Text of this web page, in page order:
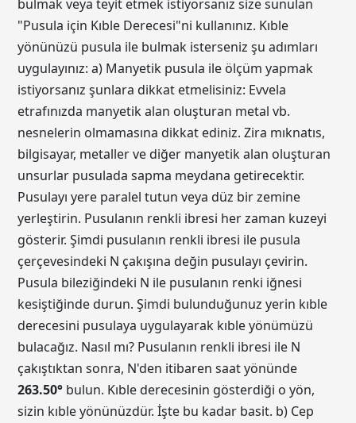
bulmak veya teyit etmek istiyorsanız size sunulan
"Pusula için Kıble Derecesi"ni kullanınız. Kıble
yönünüzü pusula ile bulmak isterseniz şu adımları
uygulayınız: a) Manyetik pusula ile ölçüm yapmak
istiyorsanız şunlara dikkat etmelisiniz: Evvela
etrafınızda manyetik alan oluşturan metal vb.
nesnelerin olmamasına dikkat ediniz. Zira mıknatıs,
bilgisayar, metaller ve diğer manyetik alan oluşturan
unsurlar pusulada sapma meydana getirecektir.
Pusulayı yere paralel tutun veya düz bir zemine
yerleştirin. Pusulanın renkli ibresi her zaman kuzeyi
gösterir. Şimdi pusulanın renkli ibresi ile pusula
çerçevesindeki N çakışına değin pusulayı çevirin.
Pusula bileziğindeki N ile pusulanın renki iğnesi
kesiştiğinde durun. Şimdi bulunduğunuz yerin kıble
derecesini pusulaya uygulayarak kıble yönümüzü
bulacağız. Nasıl mı? Pusulanın renkli ibresi ile N
çakıştıktan sonra, N'den itibaren saat yönünde
263.50° bulun. Kıble derecesinin gösterdiği o yön,
sizin kıble yönünüzdür. İşte bu kadar basit. b) Cep